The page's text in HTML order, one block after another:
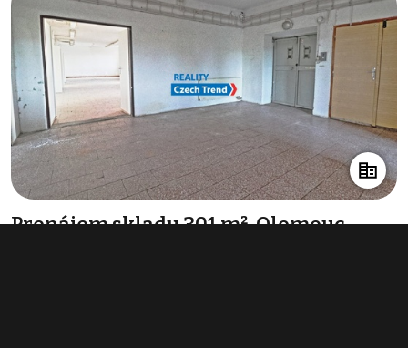
Pronájem skladu 301 m², Olomouc -